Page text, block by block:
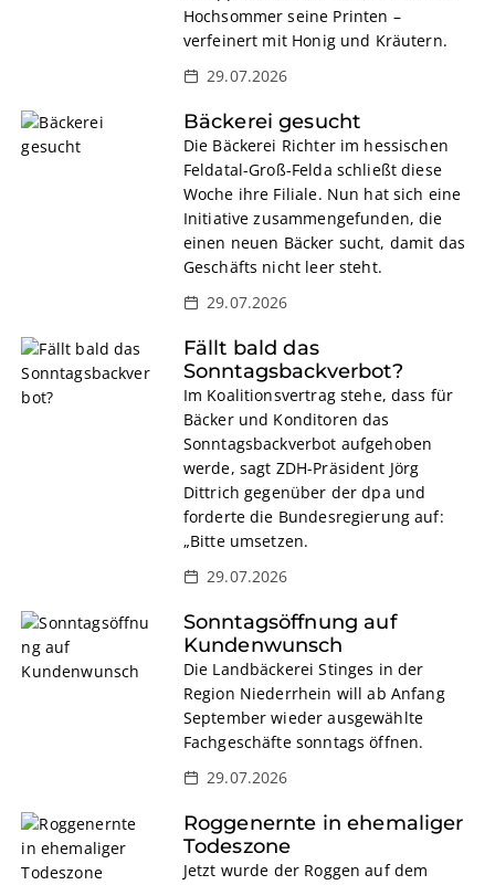
Hochsommer seine Printen –
verfeinert mit Honig und Kräutern.
29.07.2026
Bäckerei gesucht
Die Bäckerei Richter im hessischen
Feldatal-Groß-Felda schließt diese
Woche ihre Filiale. Nun hat sich eine
Initiative zusammengefunden, die
einen neuen Bäcker sucht, damit das
Geschäfts nicht leer steht.
29.07.2026
Fällt bald das
Sonntagsbackverbot?
Im Koalitionsvertrag stehe, dass für
Bäcker und Konditoren das
Sonntagsbackverbot aufgehoben
werde, sagt ZDH-Präsident Jörg
Dittrich gegenüber der dpa und
forderte die Bundesregierung auf:
„Bitte umsetzen.
29.07.2026
Sonntagsöffnung auf
Kundenwunsch
Die Landbäckerei Stinges in der
Region Niederrhein will ab Anfang
September wieder ausgewählte
Fachgeschäfte sonntags öffnen.
29.07.2026
Roggenernte in ehemaliger
Todeszone
Jetzt wurde der Roggen auf dem